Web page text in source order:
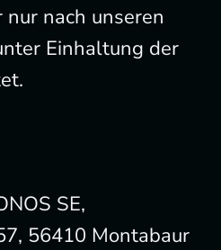
nach unseren
Einhaltung der
SE,
56410 Montabaur